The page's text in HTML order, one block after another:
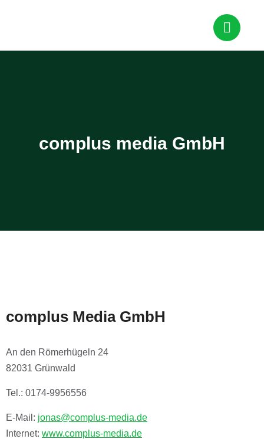
complus media GmbH
complus Media GmbH
An den Römerhügeln 24
82031 Grünwald
Tel.: 0174-9956556
E-Mail: jonas@complus-media.de
Internet: www.complus-media.de